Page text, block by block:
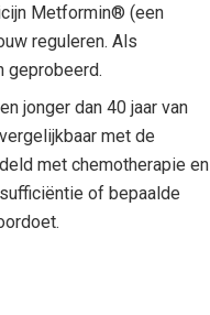
Metformin® (een
reguleren. Als
geprobeerd.
jonger dan 40 jaar van
met de
met chemotherapie en
of bepaalde